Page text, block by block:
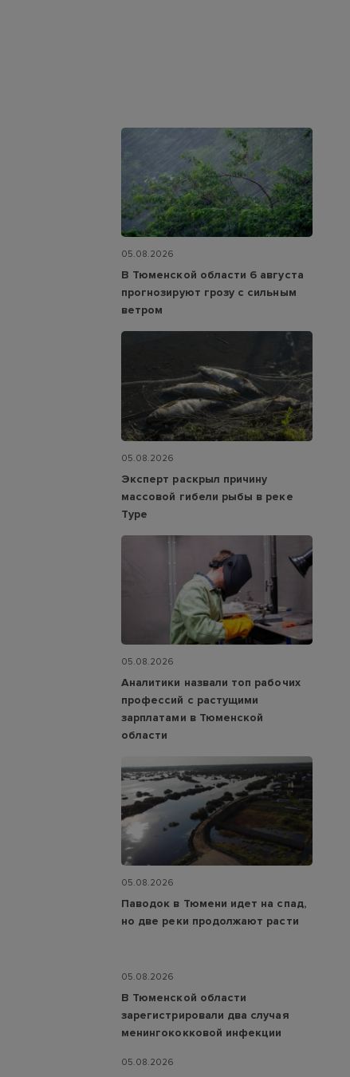
05.08.2026
В Тюменской области 6 августа
прогнозируют грозу с сильным
ветром
05.08.2026
Эксперт раскрыл причину
массовой гибели рыбы в реке
Туре
05.08.2026
Аналитики назвали топ рабочих
профессий с растущими
зарплатами в Тюменской
области
05.08.2026
Паводок в Тюмени идет на спад,
но две реки продолжают расти
05.08.2026
В Тюменской области
зарегистрировали два случая
менингококковой инфекции
05.08.2026